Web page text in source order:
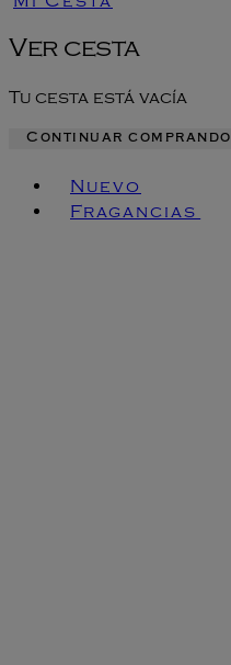
Ver cesta
Tu cesta está vacía
Continuar comprando
Nuevo
Fragancias